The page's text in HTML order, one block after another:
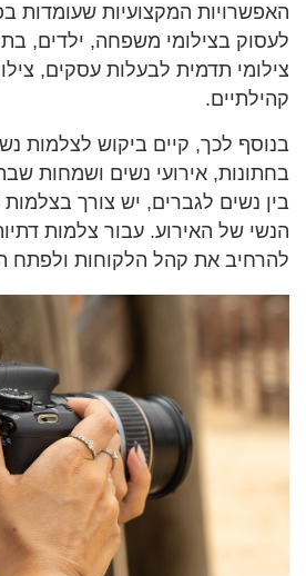
האפשרויות המקצועיות שעומדות
לעסוק בצילומי משפחה, ילדים, בת
צילומי תדמית לבעלות עסקים,
קהילתיים.
בנוסף לכך, קיים ביקוש לצלמות
בחתונות, אירועי נשים ושמחות
בין נשים לגברים, יש צורך
הנשי של האירוע. עבור צלמות
להרחיב את קהל הלקוחות ולפתח